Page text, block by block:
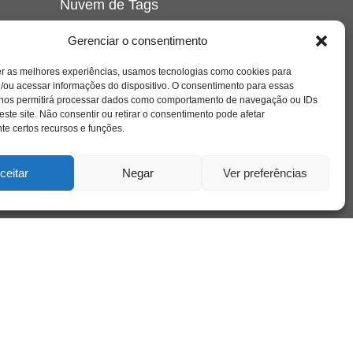
Gerenciar o consentimento
as melhores experiências, usamos tecnologias como cookies para
ou acessar informações do dispositivo. O consentimento para essas
permitirá processar dados como comportamento de navegação ou IDs
site. Não consentir ou retirar o consentimento pode afetar
certos recursos e funções.
Negar Ver preferências
Nuvem de Tags
crianca cuidado cultura depressao
educação família filme
freud infância insight jung liberdade livro
loucura luto maternidade
psicologia relato